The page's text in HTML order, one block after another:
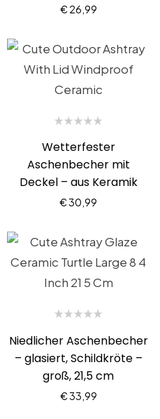
€ 26,99
Wetterfester
Aschenbecher mit
Deckel – aus Keramik
€30,99
Niedlicher Aschenbecher
– glasiert, Schildkröte –
groß, 21,5 cm
€33,99